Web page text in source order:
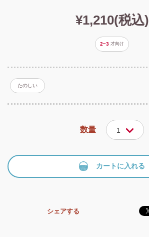
¥1,210(税込)
2~3 才向け
たのしい
数量 1
カートに入れる
シェアする